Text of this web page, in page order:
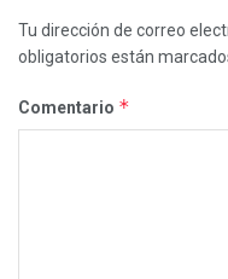
Tu dirección de correo
obligatorios están
Comentario *